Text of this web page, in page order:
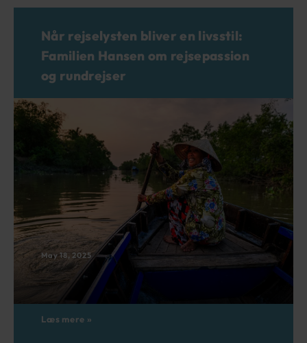
Når rejselysten bliver en livsstil:
Familien Hansen om rejsepassion
og rundrejser
May 18, 2025
Læs mere »